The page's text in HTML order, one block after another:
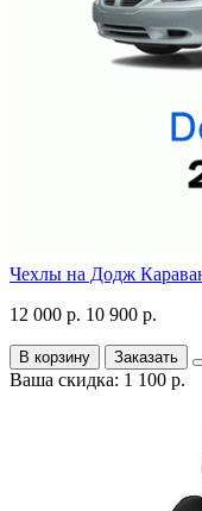
Чехлы на Додж
12 000 р. 10 900 р.
В корзину Заказать
Ваша скидка: 1 100 р.